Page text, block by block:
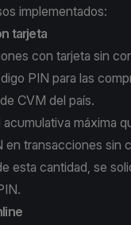
implementados:
tarjeta
con tarjeta sin
PIN para las
CVM del país.
máxima
en transacciones sin
esta cantidad, se